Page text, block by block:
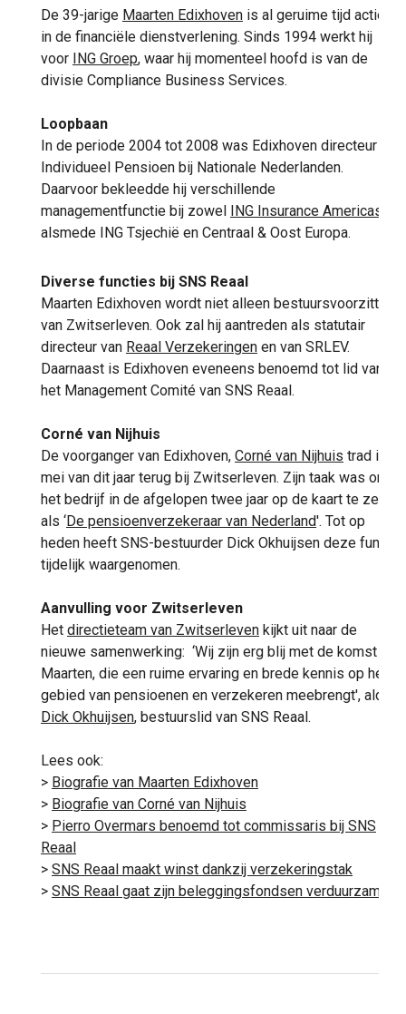
De 39-jarige Maarten Edixhoven is al geruime tijd actief
in de financiële dienstverlening. Sinds 1994 werkt hij
voor ING Groep, waar hij momenteel hoofd is van de
divisie Compliance Business Services.
Loopbaan
In de periode 2004 tot 2008 was Edixhoven directeur
Individueel Pensioen bij Nationale Nederlanden.
Daarvoor bekleedde hij verschillende
managementfunctie bij zowel ING Insurance Americas
alsmede ING Tsjechië en Centraal & Oost Europa.
Diverse functies bij SNS Reaal
Maarten Edixhoven wordt niet alleen bestuursvoorzitter
van Zwitserleven. Ook zal hij aantreden als statutair
directeur van Reaal Verzekeringen en van SRLEV.
Daarnaast is Edixhoven eveneens benoemd tot lid van
het Management Comité van SNS Reaal.
Corné van Nijhuis
De voorganger van Edixhoven, Corné van Nijhuis trad in
mei van dit jaar terug bij Zwitserleven. Zijn taak was om
het bedrijf in de afgelopen twee jaar op de kaart te zetten
als ‘De pensioenverzekeraar van Nederland'. Tot op
heden heeft SNS-bestuurder Dick Okhuijsen deze functie
tijdelijk waargenomen.
Aanvulling voor Zwitserleven
Het directieteam van Zwitserleven kijkt uit naar de
nieuwe samenwerking: ‘Wij zijn erg blij met de komst van
Maarten, die een ruime ervaring en brede kennis op het
gebied van pensioenen en verzekeren meebrengt', aldus
Dick Okhuijsen, bestuurslid van SNS Reaal.
Lees ook:
> Biografie van Maarten Edixhoven
> Biografie van Corné van Nijhuis
> Pierro Overmars benoemd tot commissaris bij SNS
Reaal
> SNS Reaal maakt winst dankzij verzekeringstak
> SNS Reaal gaat zijn beleggingsfondsen verduurzamen